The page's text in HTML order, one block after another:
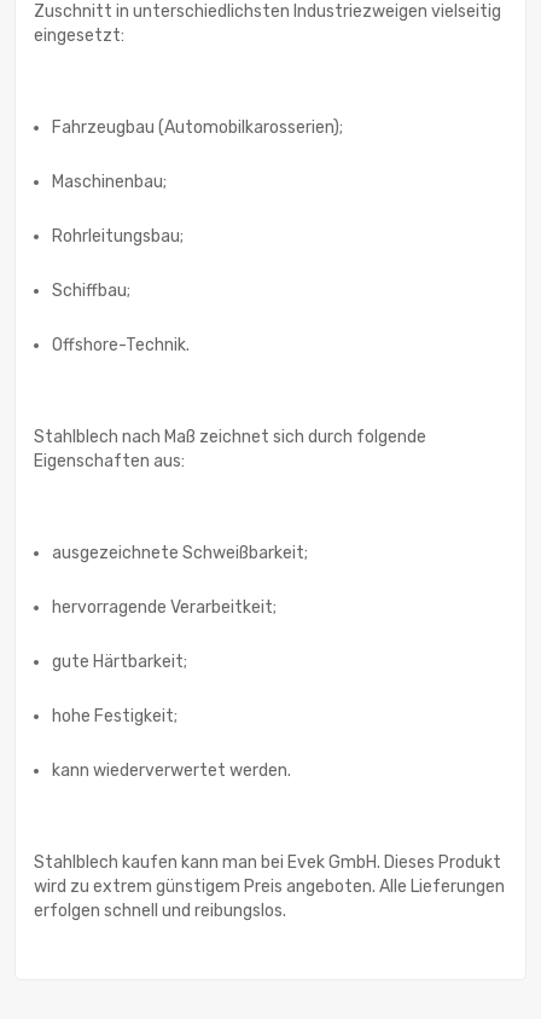
Zuschnitt in unterschiedlichsten Industriezweigen vielseitig
eingesetzt:
Fahrzeugbau (Automobilkarosserien);
Maschinenbau;
Rohrleitungsbau;
Schiffbau;
Offshore-Technik.
Stahlblech nach Maß zeichnet sich durch folgende
Eigenschaften aus:
ausgezeichnete Schweißbarkeit;
hervorragende Verarbeitkeit;
gute Härtbarkeit;
hohe Festigkeit;
kann wiederverwertet werden.
Stahlblech kaufen kann man bei Evek GmbH. Dieses Produkt
wird zu extrem günstigem Preis angeboten. Alle Lieferungen
erfolgen schnell und reibungslos.